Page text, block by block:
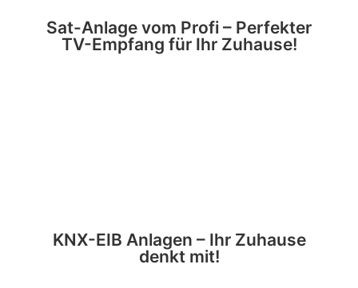
Sat-Anlage vom Profi – Perfekter
TV-Empfang für Ihr Zuhause!
KNX-EIB Anlagen – Ihr Zuhause
denkt mit!